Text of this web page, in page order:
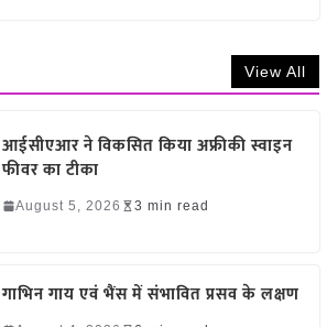
View All
आईसीएआर ने विकसित किया अफ्रीकी स्वाइन
फीवर का टीका
August 5, 2026 3 min read
गाभिन गाय एवं भैंस में संभावित प्रसव के लक्षण